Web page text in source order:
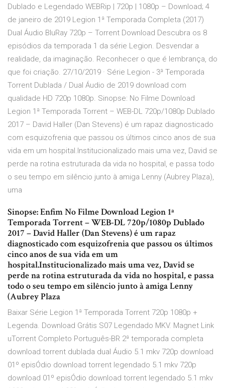
Dublado e Legendado WEBRip | 720p | 1080p – Download; 4
de janeiro de 2019 Legion 1ª Temporada Completa (2017)
Dual Áudio BluRay 720p – Torrent Download Descubra os 8
episódios da temporada 1 da série Legion. Desvendar a
realidade, da imaginação. Reconhecer o que é lembrança, do
que foi criação. 27/10/2019 · Série Legion - 3ª Temporada
Torrent Dublada / Dual Áudio de 2019 download com
qualidade HD 720p 1080p. Sinopse: No Filme Download
Legion 1ª Temporada Torrent – WEB-DL 720p/1080p Dublado
2017 – David Haller (Dan Stevens) é um rapaz diagnosticado
com esquizofrenia que passou os últimos cinco anos de sua
vida em um hospital.Institucionalizado mais uma vez, David se
perde na rotina estruturada da vida no hospital, e passa todo
o seu tempo em silêncio junto à amiga Lenny (Aubrey Plaza),
uma
Sinopse: Enfim No Filme Download Legion 1ª
Temporada Torrent – WEB-DL 720p/1080p Dublado
2017 – David Haller (Dan Stevens) é um rapaz
diagnosticado com esquizofrenia que passou os últimos
cinco anos de sua vida em um
hospital.Institucionalizado mais uma vez, David se
perde na rotina estruturada da vida no hospital, e passa
todo o seu tempo em silêncio junto à amiga Lenny
(Aubrey Plaza
Baixar Série Legion 1ª Temporada Torrent 720p 1080p +
Legenda. Download Grátis S07 Legendado MKV. Magnet Link
uTorrent Completo Português-BR 2ª temporada completa
download torrent dublada dual Áudio 5.1 mkv 720p download
01º episÓdio download torrent legendado 5.1 mkv 720p
download 01º episÓdio download torrent legendado 5.1 mkv